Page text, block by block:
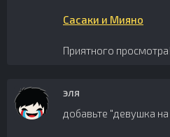
Сасаки и Мияно
Приятного просмотра!
эля
добавьте "девушка